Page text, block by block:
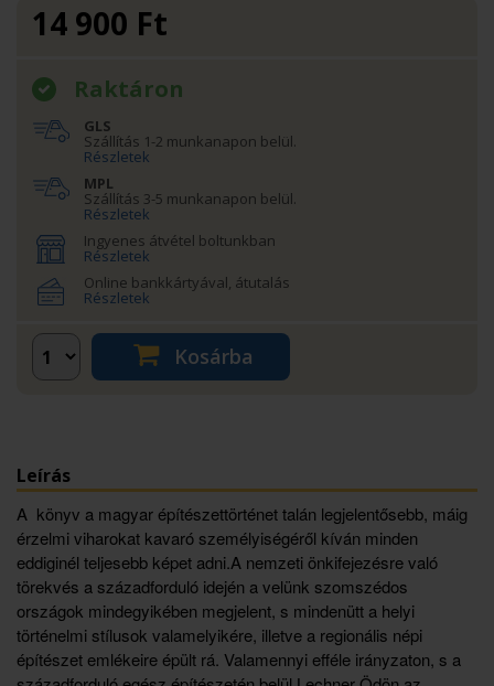
14 900 Ft
Raktáron
GLS
Szállítás 1-2 munkanapon belül.
Részletek
MPL
Szállítás 3-5 munkanapon belül.
Részletek
Ingyenes átvétel boltunkban
Részletek
Online bankkártyával, átutalás
Részletek
Kosárba
Leírás
A könyv a magyar építészettörténet talán legjelentősebb, máig
érzelmi viharokat kavaró személyiségéről kíván minden
eddiginél teljesebb képet adni.A nemzeti önkifejezésre való
törekvés a századforduló idején a velünk szomszédos
országok mindegyikében megjelent, s mindenütt a helyi
történelmi stílusok valamelyikére, illetve a regionális népi
építészet emlékeire épült rá. Valamennyi efféle irányzaton, s a